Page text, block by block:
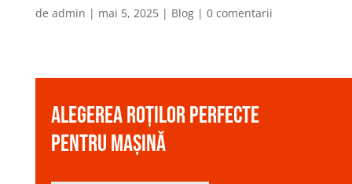
de admin | mai 5, 2025| Blog| 0 comentarii
Alegerea roților perfecte
pentru mașină